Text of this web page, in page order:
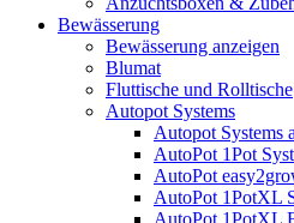
Bewässerung
Bewässerung anzeigen
Blumat
Fluttische und Rolltische
Autopot Systems
Autopot Systems
AutoPot 1Pot
AutoPot
AutoPot 1PotXL
AutoPot 1PotXL